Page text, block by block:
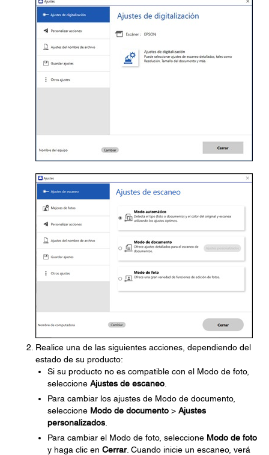
Realice una de las siguientes acciones, dependiendo del
estado de su producto:
Si su producto no es compatible con el Modo de foto,
seleccione Ajustes de escaneo
Para cambiar los ajustes de Modo de documento,
seleccione Modo de documento > Ajustes
personalizados
Para cambiar el Modo de foto, seleccione Modo de foto
y haga clic en Cerrar. Cuando inicie un escaneo, verá